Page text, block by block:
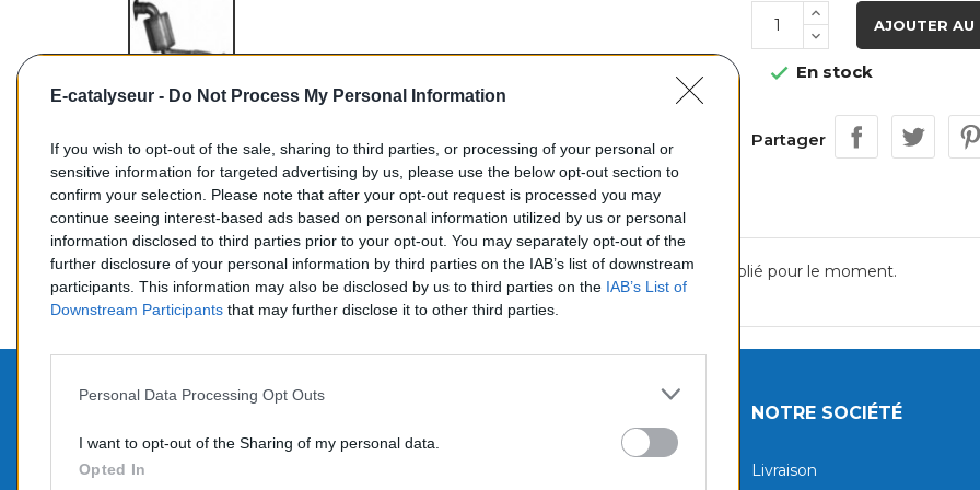
E-catalyseur - Do Not Process My Personal Information
If you wish to opt-out of the sale, sharing to third parties, or processing of your personal or
sensitive information for targeted advertising by us, please use the below opt-out section to
confirm your selection. Please note that after your opt-out request is processed you may
continue seeing interest-based ads based on personal information utilized by us or personal
information disclosed to third parties prior to your opt-out. You may separately opt-out of the
further disclosure of your personal information by third parties on the IAB’s list of downstream
participants. This information may also be disclosed by us to third parties on the IAB’s List of
Downstream Participants that may further disclose it to other third parties.
Personal Data Processing Opt Outs
I want to opt-out of the Sharing of my personal data.
Opted In
AJOUTER AU
 En stock
Partager
Commentaires (0)
Aucun avis n'a été publié pour le moment.
TÉLÉPHONE:
NOTRE SOCIÉTÉ
Livraison